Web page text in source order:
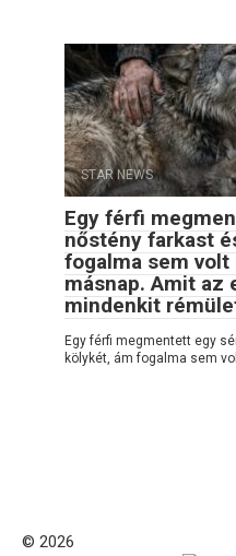
STAR NEWS
Egy férfi
nőstény farkast
fogalma sem
másnap. Amit az
mindenkit
Egy férfi megmentett egy
kölykét, ám fogalma sem
© 2026